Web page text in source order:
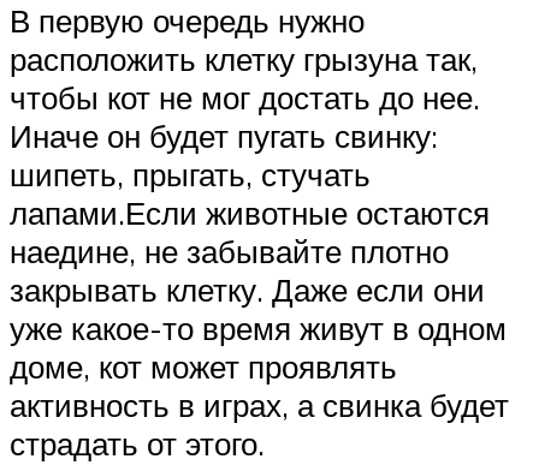
В первую очередь нужно
расположить клетку грызуна так,
чтобы кот не мог достать до нее.
Иначе он будет пугать свинку:
шипеть, прыгать, стучать
лапами.Если животные остаются
наедине, не забывайте плотно
закрывать клетку. Даже если они
уже какое-то время живут в одном
доме, кот может проявлять
активность в играх, а свинка будет
страдать от этого.